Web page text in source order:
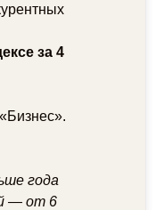
за 4
года
— от 6